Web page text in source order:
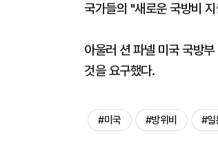
국가들의 "새로운 국방비
아울러 션 파넬 미국 국방
것을 요구했다.
#미국 #방위비 #일